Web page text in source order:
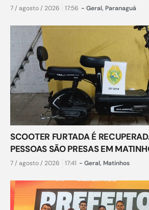
7 / agosto / 2026 17:56 - Geral, Paranaguá
SCOOTER FURTADA É
PESSOAS SÃO PRESAS EM
7 / agosto / 2026 17:41 - Geral, Matinhos